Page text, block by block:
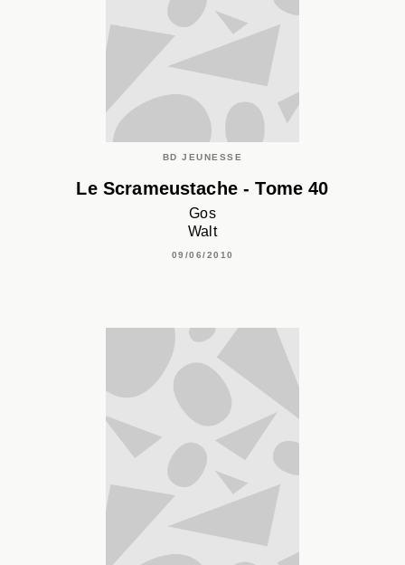
BD JEUNESSE
Le Scrameustache - Tome 40
Gos
Walt
09/06/2010